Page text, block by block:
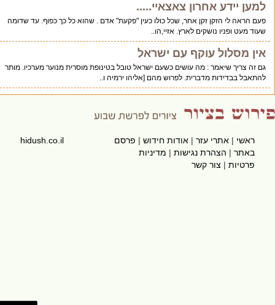
יידע אחרון צאצאיי.....
הראה לי הזקן זקן אחר, שכל כולו כעין "פקעת" אדם . שהוא כל כך כפוף. עד שדומה
מעט ופניו נושקים לארץ. אזיי,הו..
מסלול עוקף עם ישראל
צריך שיאמר : מה עושים כשעם ישראל טובל בטינופת מוסרית מנוער מערכיו. מותר
בבדידות מדברית. לפרוש מהם [אליהו ירמיה ו..
|אתרי עזר| אודות חידוש|פרסם
באתר|הצהרת נגישות|מדיניות
פרטיות|צור קשר
hidush.co.il